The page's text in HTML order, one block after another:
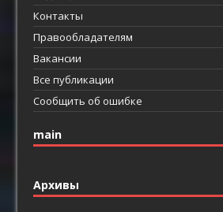
Контакты
Правообладателям
Вакансии
Все публикации
Сообщить об ошибке
main
Архивы